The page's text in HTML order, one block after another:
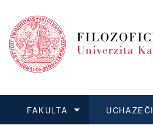
FAKULTA UCHAZEČI